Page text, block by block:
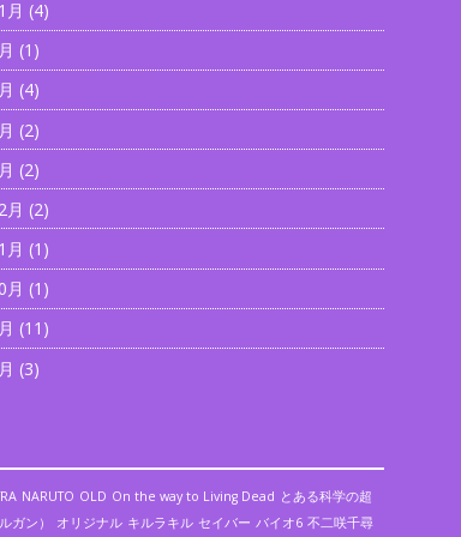
月 (4)
(1)
(4)
(2)
(2)
月 (2)
月 (1)
月 (1)
(11)
(3)
NARUTO OLD On the way to Living Dead とある科学の超
ガン）
オリジナル キルラキル セイバー バイオ6 不二咲千尋